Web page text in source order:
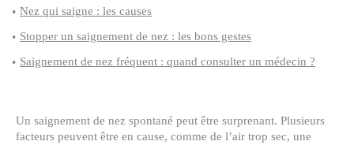
Nez qui saigne : les causes
Stopper un saignement de nez : les bons gestes
Saignement de nez fréquent : quand consulter un médecin ?
Un saignement de nez spontané peut être surprenant. Plusieurs
facteurs peuvent être en cause, comme de l’air trop sec, une